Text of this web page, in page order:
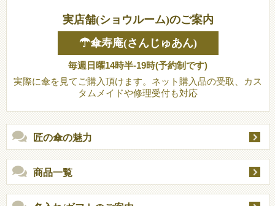
実店舗(ショウルーム)のご案内
☂傘寿庵(さんじゅあん)
毎週日曜14時半-19時(予約制です)
実際に傘を見てご購入頂けます。ネット購入品の受取、カス
タムメイドや修理受付も対応
匠の傘の魅力
商品一覧